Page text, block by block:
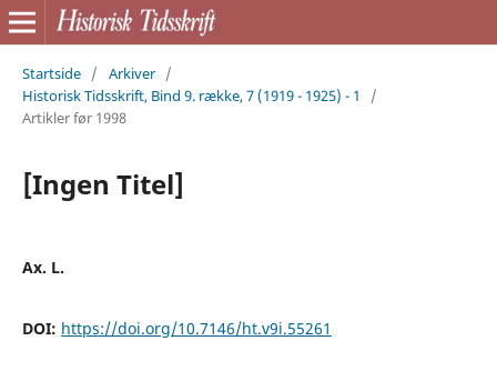
Startside / Arkiver /
Historisk Tidsskrift, Bind 9. række, 7 (1919 - 1925) - 1
/
Artikler før 1998
[Ingen Titel]
Ax. L.
DOI: https://doi.org/10.7146/ht.v9i.55261